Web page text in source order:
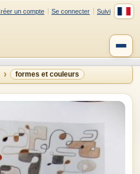
un compte Se connecter Suivi
formes et couleurs